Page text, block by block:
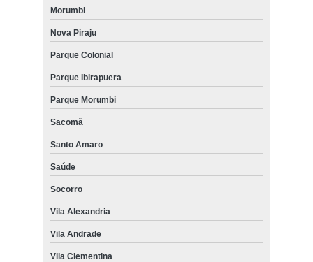
Morumbi
Nova Piraju
Parque Colonial
Parque Ibirapuera
Parque Morumbi
Sacomã
Santo Amaro
Saúde
Socorro
Vila Alexandria
Vila Andrade
Vila Clementina